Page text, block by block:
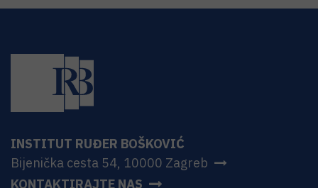
INSTITUT RUĐER BOŠKOVIĆ
Bijenička cesta 54, 10000 Zagreb
KONTAKTIRAJTE NAS